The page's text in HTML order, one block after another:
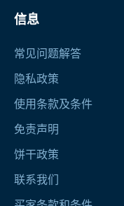
信息
常见问题解答
隐私政策
使用条款及条件
免责声明
饼干政策
联系我们